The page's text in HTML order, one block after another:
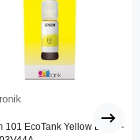
101 EcoTank Yellow Bottle -